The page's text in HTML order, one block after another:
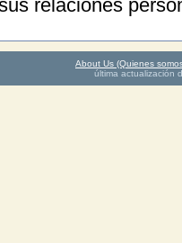
relaciones
About Us (Quienes
última actualización